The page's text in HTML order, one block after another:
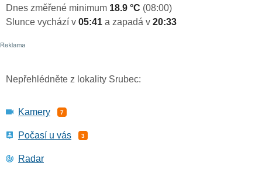
Dnes změřené minimum 18.9 °C (08:00)
Slunce vychází v 05:41 a zapadá v 20:33
Nepřehlédněte z lokality Srubec:
Kamery 7
Počasí u vás 3
Radar